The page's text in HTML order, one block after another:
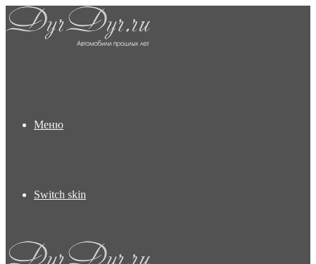
Меню
Switch skin